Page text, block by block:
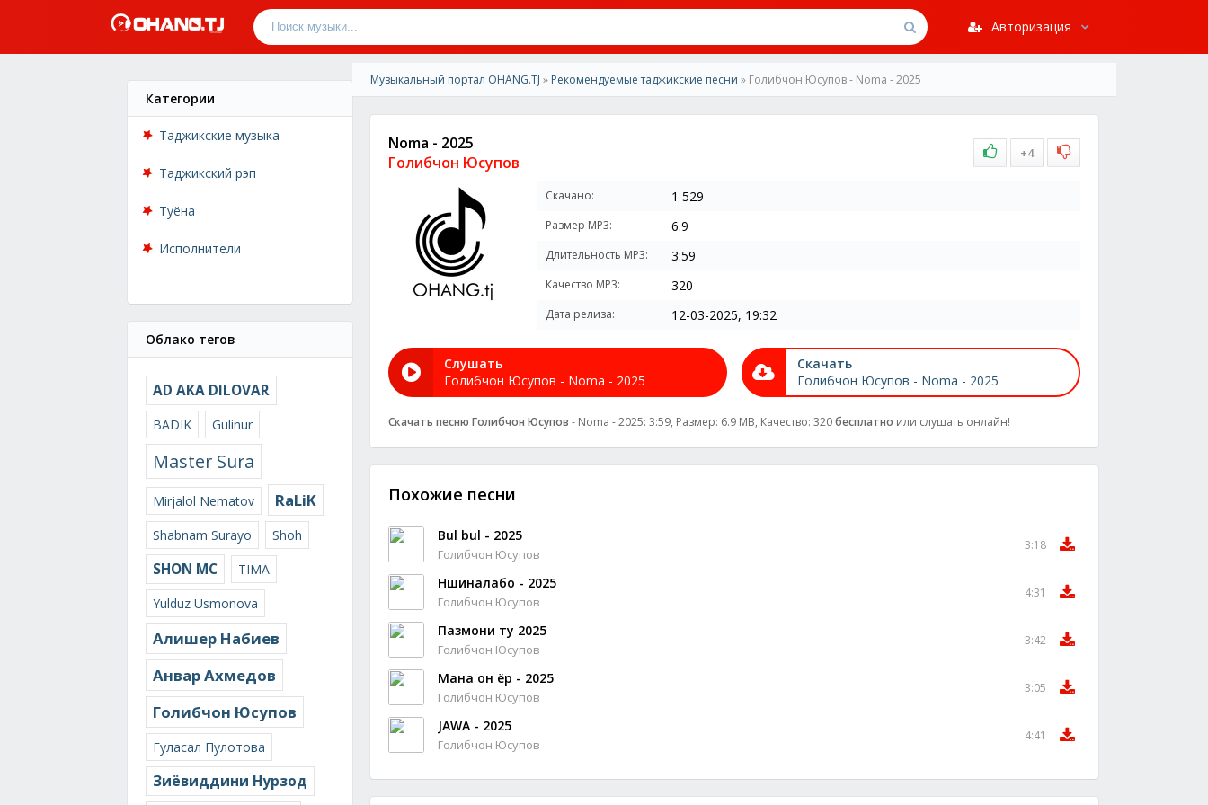
Авторизация
Категории
Таджикские музыка
Таджикский рэп
Туёна
Исполнители
Облако тегов
AD AKA DILOVAR
BADIK Gulinur
Master Sura
Mirjalol Nematov RaLiK
Shabnam Surayo Shoh
SHON MC
TIMA
Yulduz Usmonova
Алишер Набиев
Анвар Ахмедов
Голибчон Юсупов
Гуласал Пулотова
Зиёвиддини Нурзод
Музыкальный портал OHANG.TJ » Рекомендуемые таджикские песни » Голибчон Юсупов - Noma - 2025
Noma - 2025
Голибчон Юсупов
+4
Скачано: 1 529
Размер MP3: 6.9
Длительность MP3: 3:59
Качество MP3: 320
Дата релиза: 12-03-2025, 19:32
Слушать
Голибчон Юсупов - Noma - 2025
Скачать
Голибчон Юсупов - Noma - 2025
Скачать песню Голибчон Юсупов - Noma - 2025: 3:59, Размер: 6.9 MB, Качество: 320бесплатно или слушать онлайн!
Похожие песни
Bul bul - 2025
Голибчон Юсупов
3:18
Нӯшиналабо - 2025
Голибчон Юсупов
4:31
Пазмони ту 2025
Голибчон Юсупов
3:42
Мана он ёр - 2025
Голибчон Юсупов
3:05
JAWA - 2025
Голибчон Юсупов
4:41